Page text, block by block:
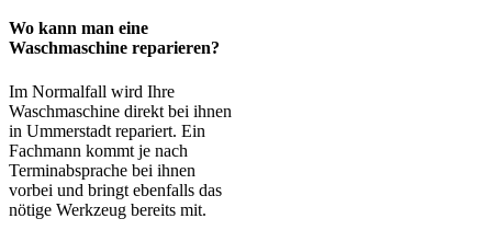
Wo kann man eine
Waschmaschine reparieren?
Im Normalfall wird Ihre
Waschmaschine direkt bei ihnen
in Ummerstadt repariert. Ein
Fachmann kommt je nach
Terminabsprache bei ihnen
vorbei und bringt ebenfalls das
nötige Werkzeug bereits mit.